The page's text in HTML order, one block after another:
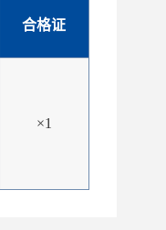
合格证
×1